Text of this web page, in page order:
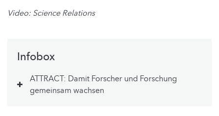
Video: Science Relations
Infobox
ATTRACT: Damit Forscher und Forschung
gemeinsam wachsen